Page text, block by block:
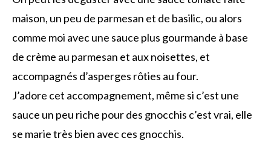
maison, un peu de parmesan et de basilic, ou alors
comme moi avec une sauce plus gourmande à base
de crème au parmesan et aux noisettes, et
accompagnés d’asperges rôties au four.
J’adore cet accompagnement, même si c’est une
sauce un peu riche pour des gnocchis c’est vrai, elle
se marie très bien avec ces gnocchis.